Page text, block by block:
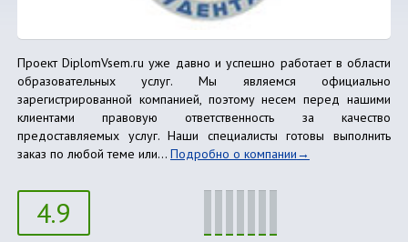
Проект DiplomVsem.ru уже давно и успешно работает в области
образовательных услуг. Мы являемся официально
зарегистрированной компанией, поэтому несем перед нашими
клиентами правовую ответственность за качество
предоставляемых услуг. Наши специалисты готовы выполнить
заказ по любой теме или... Подробно о компании
4.9